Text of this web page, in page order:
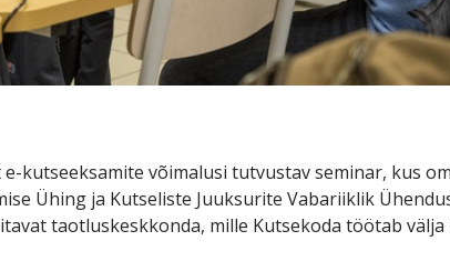
e-kutseeksamite võimalusi tutvustav seminar, kus
Ühing ja Kutseliste Juuksurite Vabariiklik
taotluskeskkonda, mille Kutsekoda töötab välja